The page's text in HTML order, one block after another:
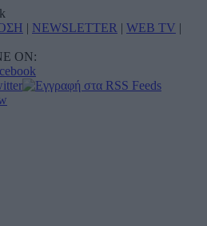
| NEWSLETTER | WEB TV |
ON: